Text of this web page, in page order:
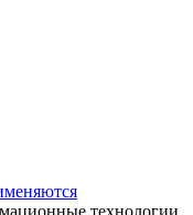
технологии